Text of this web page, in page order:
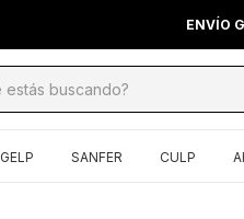
ENVÍO
GELP SANFER CULP